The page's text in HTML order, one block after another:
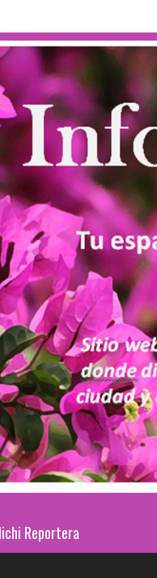
Reportera